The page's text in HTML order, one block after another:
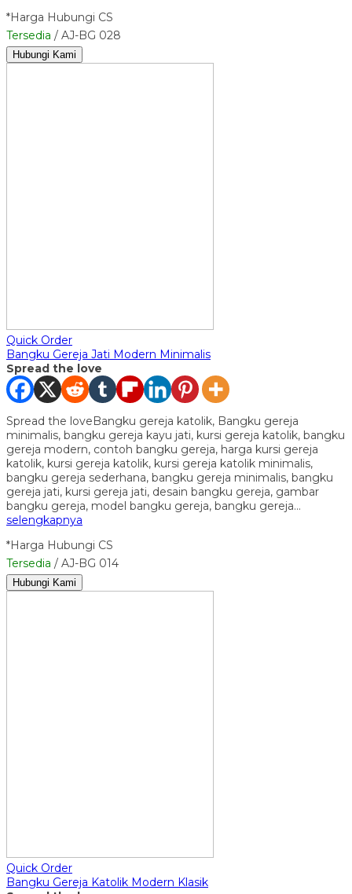
*Harga Hubungi CS
Tersedia / AJ-BG 028
Hubungi Kami
Quick Order
Bangku Gereja Jati Modern Minimalis
Spread the love
Spread the loveBangku gereja katolik, Bangku gereja
minimalis, bangku gereja kayu jati, kursi gereja katolik, bangku
gereja modern, contoh bangku gereja, harga kursi gereja
katolik, kursi gereja katolik, kursi gereja katolik minimalis,
bangku gereja sederhana, bangku gereja minimalis, bangku
gereja jati, kursi gereja jati, desain bangku gereja, gambar
bangku gereja, model bangku gereja, bangku gereja…
selengkapnya
*Harga Hubungi CS
Tersedia / AJ-BG 014
Hubungi Kami
Quick Order
Bangku Gereja Katolik Modern Klasik